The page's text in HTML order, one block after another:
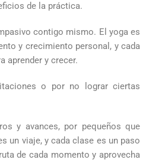
de la práctica.
contigo mismo. El yoga es
y crecimiento personal, y cada
aprender y crecer.
o por no lograr ciertas
y avances, por pequeños que
un viaje, y cada clase es un paso
de cada momento y aprovecha